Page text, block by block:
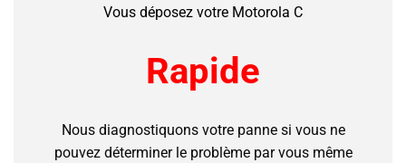
Vous déposez votre Motorola C
Rapide
Nous diagnostiquons votre panne si vous ne
pouvez déterminer le problème par vous même